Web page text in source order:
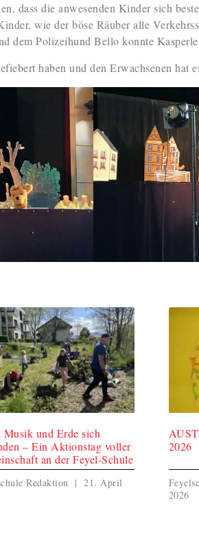
dass die anwesenden Kinder sich
wie der böse Räuber alle
dem Polizeihund Bello konnte
haben und den Erwachsenen hat
Musik und Erde sich
– Ein Aktionstag voller
an der Feyel-Schule
Redaktion
21. April
2026
2026